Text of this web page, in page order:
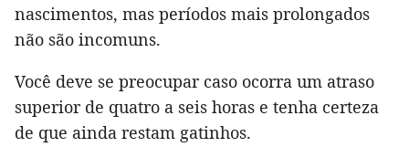
nascimentos, mas períodos mais prolongados
não são incomuns.
Você deve se preocupar caso ocorra um atraso
superior de quatro a seis horas e tenha certeza
de que ainda restam gatinhos.